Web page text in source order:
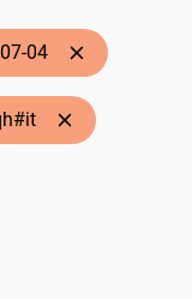
04